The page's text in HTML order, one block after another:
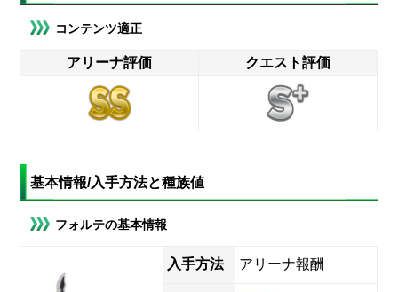
コンテンツ適正
アリーナ評価 クエスト評価
基本情報/入手方法と種族値
フォルテの基本情報
入手方法 アリーナ報酬